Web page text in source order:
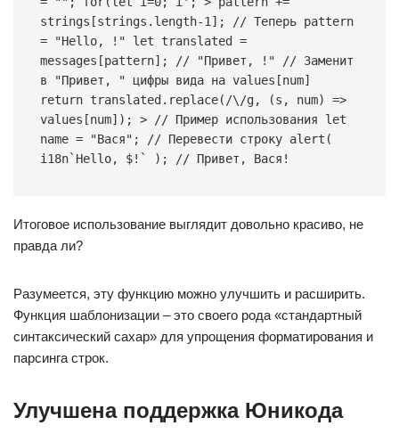
strings[strings.length-1]; // Теперь pattern
= "Hello, !" let translated =
messages[pattern]; // "Привет, !" // Заменит
в "Привет, " цифры вида на values[num]
return translated.replace(/\/g, (s, num) =>
values[num]); > // Пример использования let
name = "Вася"; // Перевести строку alert(
i18n`Hello, $!` ); // Привет, Вася!
Итоговое использование выглядит довольно красиво, не
правда ли?
Разумеется, эту функцию можно улучшить и расширить.
Функция шаблонизации – это своего рода «стандартный
синтаксический сахар» для упрощения форматирования и
парсинга строк.
Улучшена поддержка Юникода